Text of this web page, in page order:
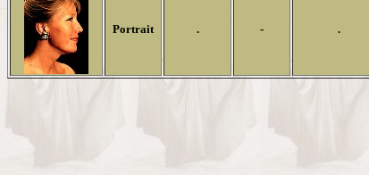
Portrait . - .